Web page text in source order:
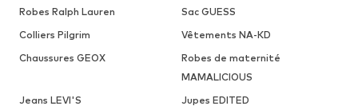
Robes Ralph Lauren
Sac GUESS
Colliers Pilgrim
Vêtements NA-KD
Chaussures GEOX
Robes de maternité
MAMALICIOUS
Jeans LEVI'S
Jupes EDITED